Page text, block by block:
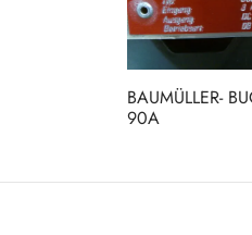
BAUMÜLLER-
90A